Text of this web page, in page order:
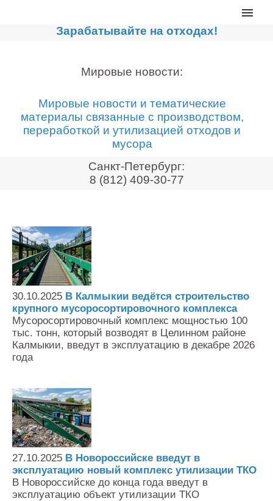
Главная
Сортировочные линии
Дробильное оборудование
Компакторы, контейнеры
Реализованные проекты
Видео
Мировые новости
О нас
Контакты
Оставить заявку
Зарабатывайте на отходах!
Мировые новости:
Мировые новости и тематические
материалы связанные с производством,
переработкой и утилизацией отходов и
мусора
Санкт-Петербург:
8 (812) 409-30-77
30.10.2025 В Калмыкии ведётся строительство
крупного мусоросортировочного комплекса
Мусоросортировочный комплекс мощностью 100
тыс. тонн, который возводят в Целинном районе
Калмыкии, введут в эксплуатацию в декабре 2026
года
27.10.2025 В Новороссийске введут в
эксплуатацию новый комплекс утилизации ТКО
В Новороссийске до конца года введут в
эксплуатацию объект утилизации ТКО